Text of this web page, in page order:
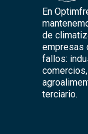
En
de
empresas
fallos:
terciario.